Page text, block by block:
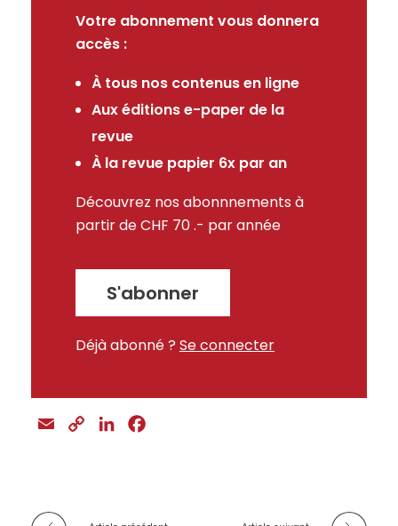
Votre abonnement vous donnera
accès :
À tous nos contenus en ligne
Aux éditions e-paper de la
revue
À la revue papier 6x par an
Découvrez nos abonnnements à
partir de CHF 70 .- par année
S'abonner
Déjà abonné ? Se connecter
l